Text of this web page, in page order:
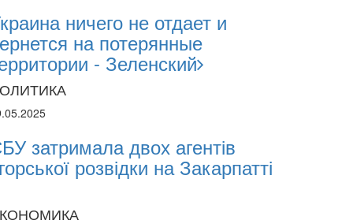
ничего не отдает и
на потерянные
- Зеленский
затримала двох агентів
розвідки на Закарпатті